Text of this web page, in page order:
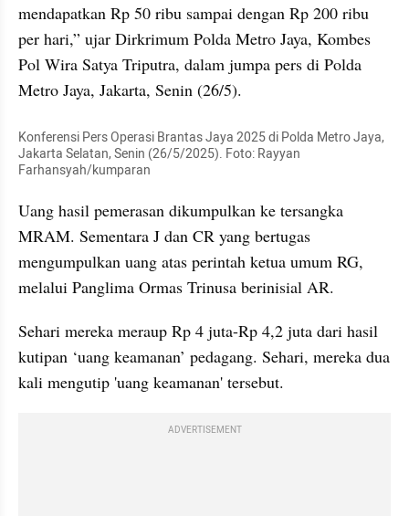
mendapatkan Rp 50 ribu sampai dengan Rp 200 ribu
per hari,” ujar Dirkrimum Polda Metro Jaya, Kombes
Pol Wira Satya Triputra, dalam jumpa pers di Polda
Metro Jaya, Jakarta, Senin (26/5).
Konferensi Pers Operasi Brantas Jaya 2025 di Polda Metro Jaya,
Jakarta Selatan, Senin (26/5/2025). Foto: Rayyan
Farhansyah/kumparan
Uang hasil pemerasan dikumpulkan ke tersangka
MRAM. Sementara J dan CR yang bertugas
mengumpulkan uang atas perintah ketua umum RG,
melalui Panglima Ormas Trinusa berinisial AR.
Sehari mereka meraup Rp 4 juta-Rp 4,2 juta dari hasil
kutipan ‘uang keamanan’ pedagang. Sehari, mereka dua
kali mengutip 'uang keamanan' tersebut.
ADVERTISEMENT